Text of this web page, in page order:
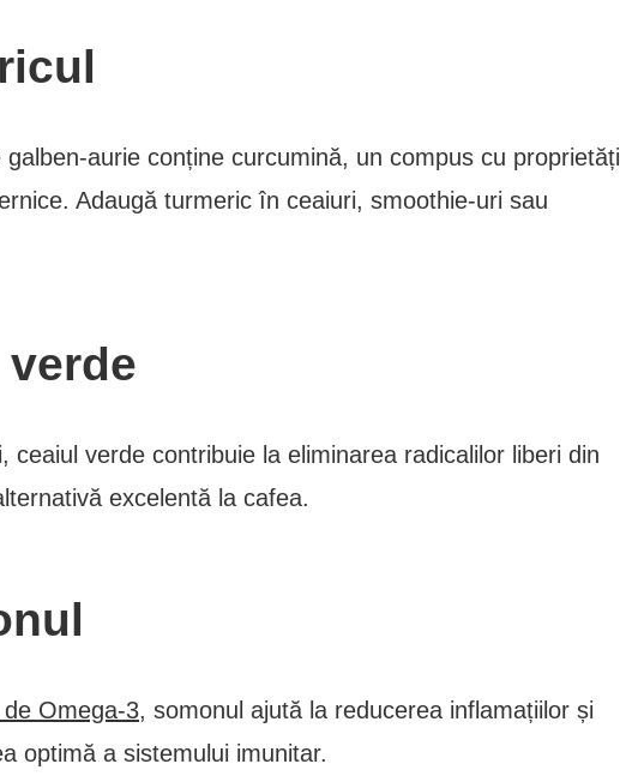
aurie conține curcumină, un compus cu proprietăți
Adaugă turmeric în ceaiuri, smoothie-uri sau
ceaiul verde contribuie la eliminarea radicalilor liberi din
excelentă la cafea.
Omega-3, somonul ajută la reducerea inflamațiilor și
optimă a sistemului imunitar.